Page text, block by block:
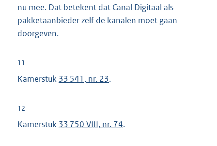
nu mee. Dat betekent dat Canal Digitaal als
pakketaanbieder zelf de kanalen moet gaan
doorgeven.
11
Kamerstuk 33 541, nr. 23.
12
Kamerstuk 33 750 VIII, nr. 74.